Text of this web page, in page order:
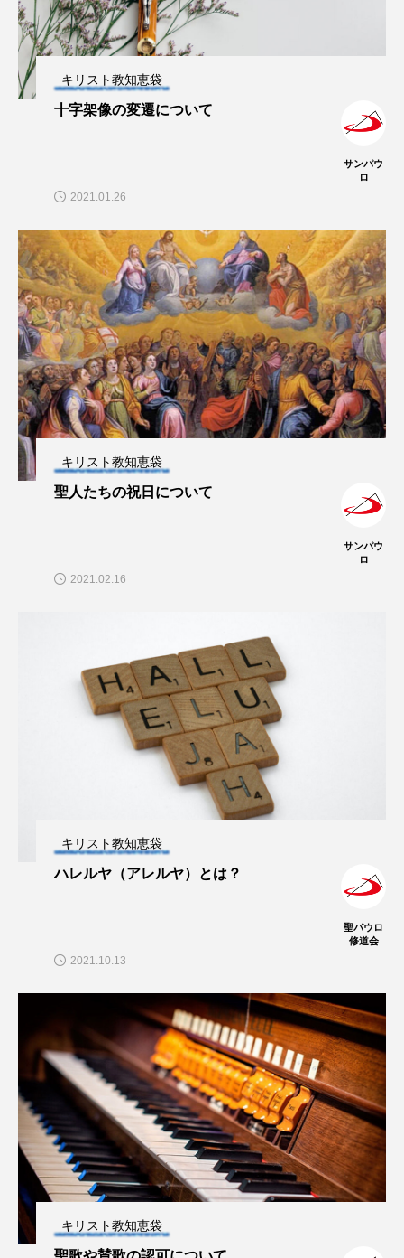
キリスト教知恵袋
十字架像の変遷について
サンパウ
ロ
2021.01.26
キリスト教知恵袋
聖人たちの祝日について
サンパウ
ロ
2021.02.16
キリスト教知恵袋
ハレルヤ（アレルヤ）とは？
聖パウロ
修道会
2021.10.13
キリスト教知恵袋